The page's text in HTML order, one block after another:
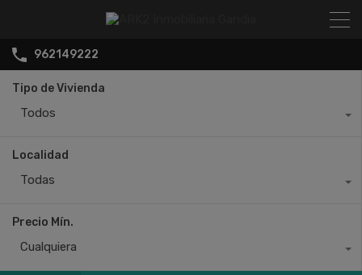
962149222
Tipo de Vivienda
Todos
Localidad
Todas
Precio Mín.
Cualquiera